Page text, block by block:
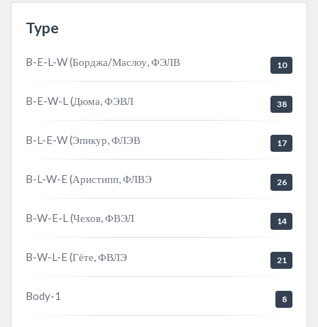
Type
B-E-L-W (Борджа/Маслоу, ФЭЛВ 10
B-E-W-L (Дюма, ФЭВЛ 38
B-L-E-W (Эпикур, ФЛЭВ 17
B-L-W-E (Аристипп, ФЛВЭ 26
B-W-E-L (Чехов, ФВЭЛ 14
B-W-L-E (Гёте, ФВЛЭ 21
Body-1 8